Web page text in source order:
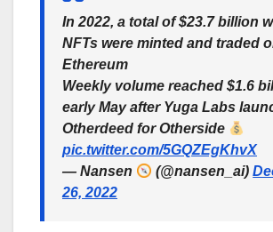
In 2022, a total of $23.7 billion
NFTs were minted and traded
Ethereum
Weekly volume reached $1.6
early May after Yuga Labs
Otherdeed for Otherside
pic.twitter.com/5GQZEgKhvX
— Nansen
(@nansen_ai)
26, 2022